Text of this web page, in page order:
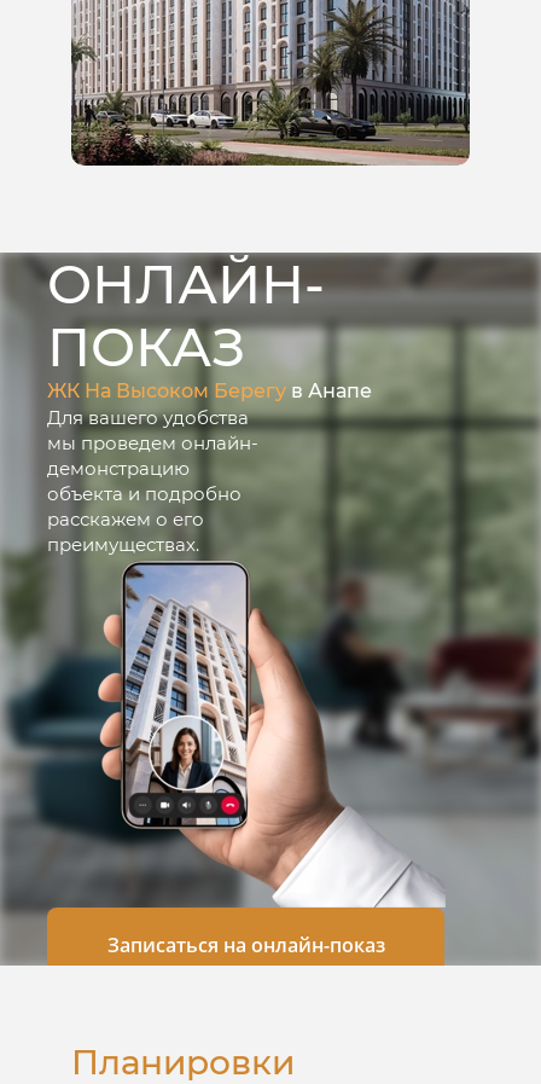
ОНЛАЙН-
ПОКАЗ
ЖК На Высоком Берегу в Анапе
Для вашего удобства
мы проведем онлайн-
демонстрацию
объекта и подробно
расскажем о его
преимуществах.
Записаться на онлайн-показ
Планировки